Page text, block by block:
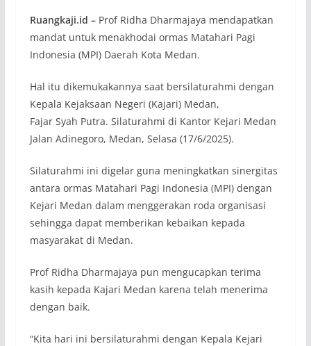
Ruangkaji.id –Prof Ridha Dharmajaya mendapatkan
mandat untuk menakhodai ormas Matahari Pagi
Indonesia (MPI) Daerah Kota Medan.
Hal itu dikemukakannya saat bersilaturahmi dengan
Kepala Kejaksaan Negeri (Kajari) Medan,
Fajar Syah Putra. Silaturahmi di Kantor Kejari Medan
Jalan Adinegoro, Medan, Selasa (17/6/2025).
Silaturahmi ini digelar guna meningkatkan sinergitas
antara ormas Matahari Pagi Indonesia (MPI) dengan
Kejari Medan dalam menggerakan roda organisasi
sehingga dapat memberikan kebaikan kepada
masyarakat di Medan.
Prof Ridha Dharmajaya pun mengucapkan terima
kasih kepada Kajari Medan karena telah menerima
dengan baik.
“Kita hari ini bersilaturahmi dengan Kepala Kejari